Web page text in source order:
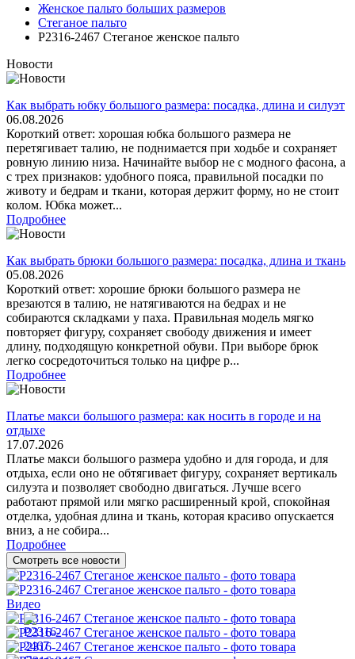
Женское пальто больших размеров
Стеганое пальто
P2316-2467 Стеганое женское пальто
Новости
Как выбрать юбку большого размера: посадка, длина и силуэт
06.08.2026
Короткий ответ: хорошая юбка большого размера не
перетягивает талию, не поднимается при ходьбе и сохраняет
ровную линию низа. Начинайте выбор не с модного фасона, а
с трех признаков: удобного пояса, правильной посадки по
животу и бедрам и ткани, которая держит форму, но не стоит
колом. Юбка может...
Подробнее
Как выбрать брюки большого размера: посадка, длина и ткань
05.08.2026
Короткий ответ: хорошие брюки большого размера не
врезаются в талию, не натягиваются на бедрах и не
собираются складками у паха. Правильная модель мягко
повторяет фигуру, сохраняет свободу движения и имеет
длину, подходящую конкретной обуви. При выборе брюк
легко сосредоточиться только на цифре р...
Подробнее
Платье макси большого размера: как носить в городе и на
отдыхе
17.07.2026
Платье макси большого размера удобно и для города, и для
отдыха, если оно не обтягивает фигуру, сохраняет вертикаль
силуэта и позволяет свободно двигаться. Лучше всего
работают прямой или мягко расширенный крой, спокойная
отделка, удобная длина и ткань, которая красиво опускается
вниз, а не собира...
Подробнее
Смотреть все новости
Видео